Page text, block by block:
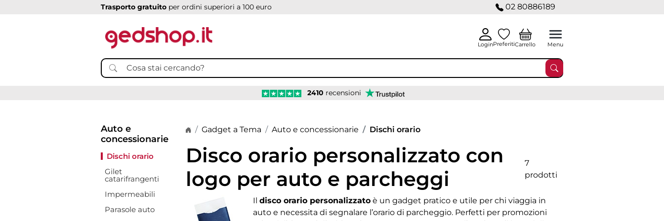
Trasporto gratuito per ordini superiori a 100 euro 02 80886189
LoginPreferitiCarrello Menu
2410 recensioni
Auto e
concessionarie
Dischi orario
Gilet
catarifrangenti
Impermeabili
Parasole auto
Home page
Gadget a Tema Auto e concessionarie Dischi orario
Disco orario personalizzato con
logo per auto e parcheggi
7
prodotti
Il disco orario personalizzatoè un gadget pratico e utile per chi viaggia in
auto e necessita di segnalare l’orario di parcheggio. Perfetti per promozioni